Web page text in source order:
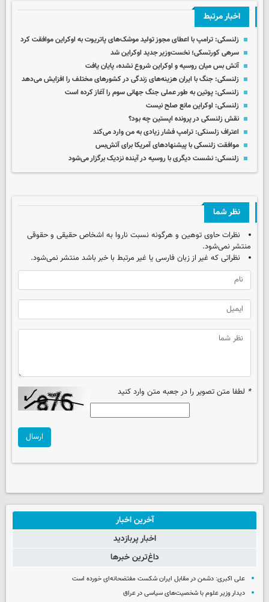
اخبار مرتبط
زلنسکی: ترامپ با اعطای مجوز تولید موشک‌های پاتریوت به اوکراین موافقت کرد
سرهی کورتسکی؛ نخست‌وزیر جدید اوکراین شد
آتش بس میان روسیه و اوکراین شروع نشده، پایان یافت
زلنسکی: جنگ با ایران هزینه‌های زندگی در کشورهای مختلف را افزایش می‌دهد
زلنسکی: پوتین به طور عملی جنگ جهانی سوم را آغاز کرده است
زلنسکی: اوکراین مانع صلح نیست
نقش زلنسکی در پرونده اپستین چه بود؟
اعتراف زلسنکی: ترامپ فشار زیادی به من وارد می‌کند
موافقت زلنسکی با پیشنهادهای آمریکا برای آتش‌بس
زلنسکی: نشست دیگری با روسیه در آینده نزدیک برگزار می‌شود
نظر شما
نظرات حاوی توهین و هرگونه نسبت ناروا به اشخاص حقیقی و حقوقی
منتشر نمی‌شود.
نظراتی که غیر از زبان فارسی یا غیر مرتبط با خبر باشد منتشر نمی‌شود.
* لطفا متن تصویر را در جعبه متن وارد کنید
ارسال
آخرین اخبار
اخبار پربازدید
داغ‌ترین خبرها
علی اکبری: دشمن در مقابل ایران شکست مفتضحانه‌ای خورده است
دیدار وزیر علوم با شخصیت‌های سیاسی در عراق